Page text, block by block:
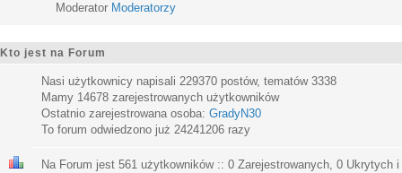
Moderator Moderatorzy
Kto jest na Forum
Nasi użytkownicy napisali 229370 postów, tematów 3338
Mamy 14678 zarejestrowanych użytkowników
Ostatnio zarejestrowana osoba: GradyN30
To forum odwiedzono już 24241206 razy
Na Forum jest 561 użytkowników :: 0 Zarejestrowanych, 0 Ukrytych